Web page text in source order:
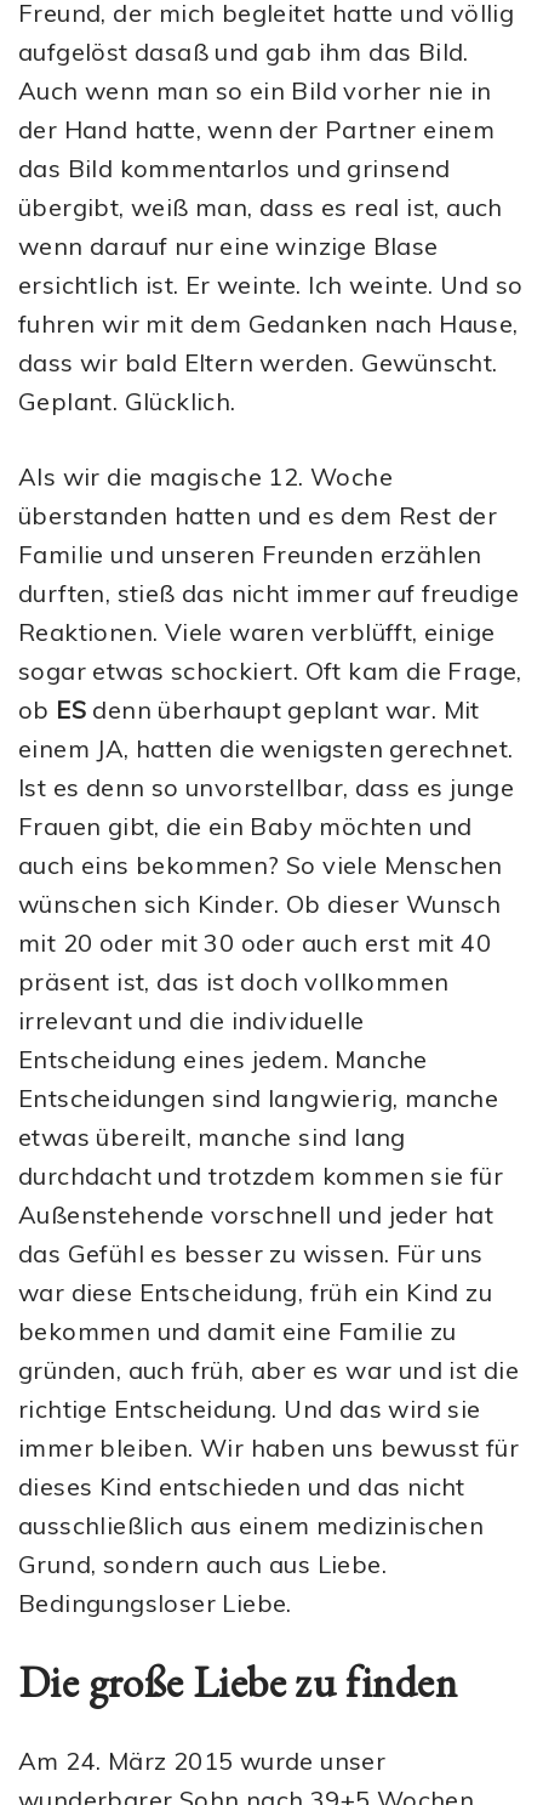
Freund, der mich begleitet hatte und völlig
aufgelöst dasaß und gab ihm das Bild.
Auch wenn man so ein Bild vorher nie in
der Hand hatte, wenn der Partner einem
das Bild kommentarlos und grinsend
übergibt, weiß man, dass es real ist, auch
wenn darauf nur eine winzige Blase
ersichtlich ist. Er weinte. Ich weinte. Und so
fuhren wir mit dem Gedanken nach Hause,
dass wir bald Eltern werden. Gewünscht.
Geplant. Glücklich.
Als wir die magische 12. Woche
überstanden hatten und es dem Rest der
Familie und unseren Freunden erzählen
durften, stieß das nicht immer auf freudige
Reaktionen. Viele waren verblüfft, einige
sogar etwas schockiert. Oft kam die Frage,
ob ES denn überhaupt geplant war. Mit
einem JA, hatten die wenigsten gerechnet.
Ist es denn so unvorstellbar, dass es junge
Frauen gibt, die ein Baby möchten und
auch eins bekommen? So viele Menschen
wünschen sich Kinder. Ob dieser Wunsch
mit 20 oder mit 30 oder auch erst mit 40
präsent ist, das ist doch vollkommen
irrelevant und die individuelle
Entscheidung eines jedem. Manche
Entscheidungen sind langwierig, manche
etwas übereilt, manche sind lang
durchdacht und trotzdem kommen sie für
Außenstehende vorschnell und jeder hat
das Gefühl es besser zu wissen. Für uns
war diese Entscheidung, früh ein Kind zu
bekommen und damit eine Familie zu
gründen, auch früh, aber es war und ist die
richtige Entscheidung. Und das wird sie
immer bleiben. Wir haben uns bewusst für
dieses Kind entschieden und das nicht
ausschließlich aus einem medizinischen
Grund, sondern auch aus Liebe.
Bedingungsloser Liebe.
Die große Liebe zu finden
Am 24. März 2015 wurde unser